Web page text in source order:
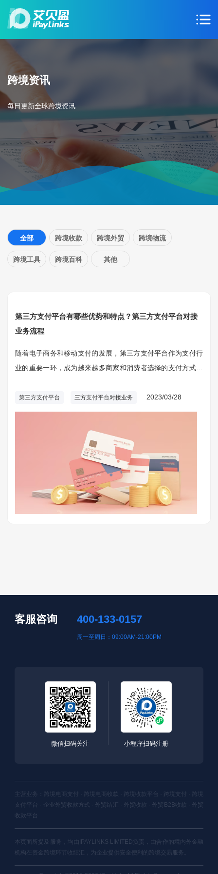
跨境资讯
每日更新全球跨境资讯
全部 跨境收款 跨境外贸 跨境物流
跨境工具 跨境百科 其他
第三方支付平台有哪些优势和特点？第三方支付平台对接
业务流程
随着电子商务和移动支付的发展，第三方支付平台作为支付行
业的重要一环，成为越来越多商家和消费者选择的支付方式。
解释和阐述。
第三方支付平台 三方支付平台对接业务 2023/03/28
客服咨询 400-133-0157
周一至周日：09:00AM-21:00PM
微信扫码关注 小程序扫码注册
主营业务：跨境电商支付 · 跨境电商收款 · 跨境收款平台 · 跨境支付 · 跨境
支付平台 · 企业外贸收款方式 · 外贸结汇 · 外贸收款 · 外贸B2B收款 · 外贸
收款平台
本页面所提及服务，均由IPAYLINKS LIMITED负责，由合作的境内外金融
机构在资金跨境环节收结汇，为企业提供安全便利的跨境交易服务。